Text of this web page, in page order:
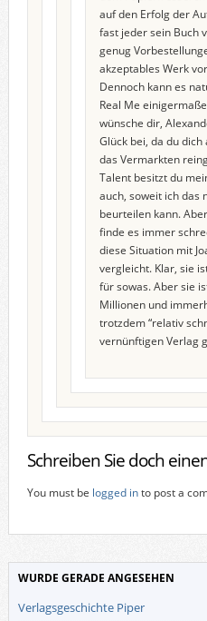
auf den Erfolg der
fast jeder sein Buch
genug
akzeptables Werk
Dennoch kann es
Real Me
wünsche dir,
Glück bei, da du
das Vermarkten
Talent besitzt du
auch, soweit ich das
beurteilen kann.
finde es immer
diese Situation mit
vergleicht. Klar, sie
für sowas. Aber sie
Millionen und
trotzdem “relativ
vernünftigen Verlag
Schreiben Sie doch
You must be logged into post a
WURDE GERADE ANGESEHEN
Verlagsgeschichte Piper